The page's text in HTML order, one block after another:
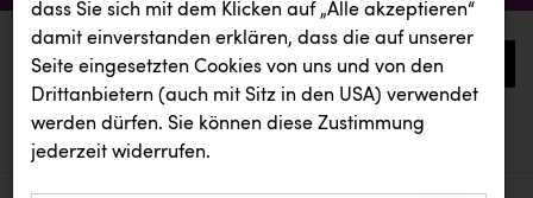
0
aktuelle aussendungen
aktuelle aussendungen
dass Sie sich mit dem Klicken auf „Alle akzeptieren“
damit ein­ver­standen erklären, dass die auf unserer
Seite eingesetzten Cookies von uns und von den
Drittanbietern (auch mit Sitz in den USA) verwendet
werden dürfen. Sie können diese Zustimmung
jederzeit widerrufen.